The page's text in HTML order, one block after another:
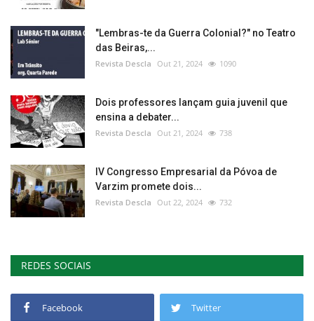
"Lembras-te da Guerra Colonial?" no Teatro
das Beiras,...
Revista Descla Out 21, 2024 1090
Dois professores lançam guia juvenil que
ensina a debater...
Revista Descla Out 21, 2024 738
IV Congresso Empresarial da Póvoa de
Varzim promete dois...
Revista Descla Out 22, 2024 732
REDES SOCIAIS
Facebook Twitter